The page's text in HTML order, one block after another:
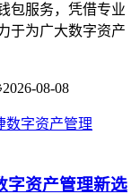
包服务，凭借专业
于为广大数字资产
2026-08-08
字资产管理新选